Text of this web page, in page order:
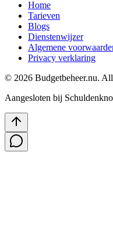
Home
Tarieven
Blogs
Dienstenwijzer
Algemene
Privacy verklaring
© 2026 Budgetbeheer.nu.
Aangesloten bij